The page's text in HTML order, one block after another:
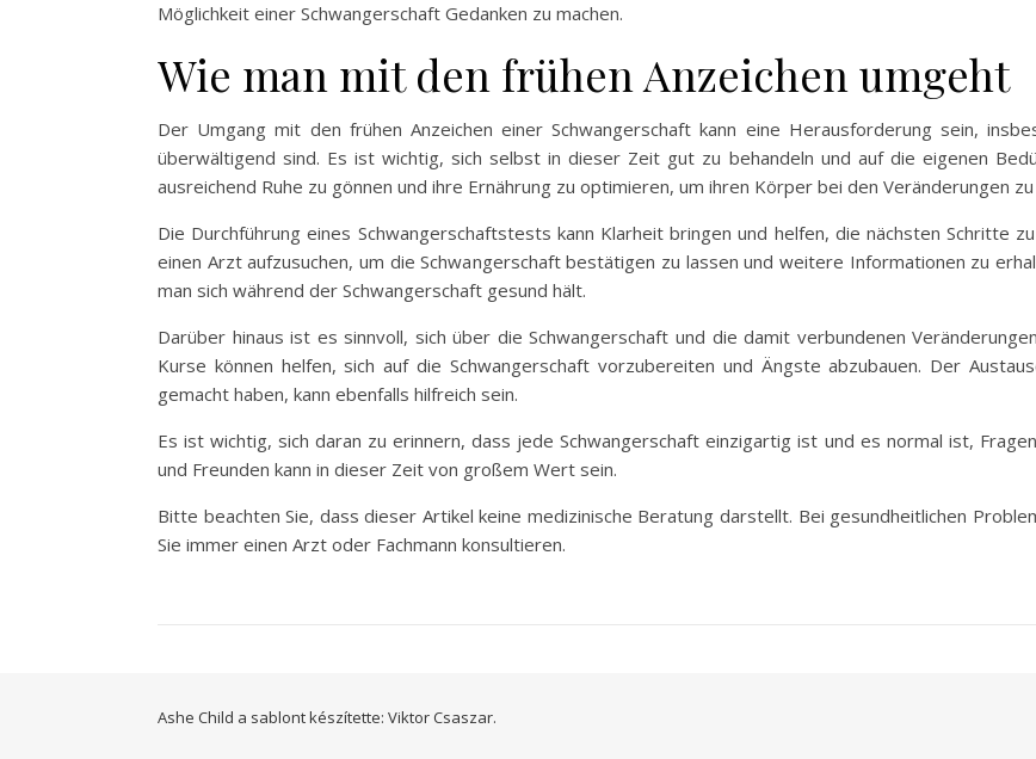
Möglichkeit einer Schwangerschaft Gedanken zu machen.
Wie man mit den frühen Anzeichen umgeht
Der Umgang mit den frühen Anzeichen einer Schwangerschaft kann eine Herausforderung sein,
überwältigend sind. Es ist wichtig, sich selbst in dieser Zeit gut zu behandeln und auf die eigenen
ausreichend Ruhe zu gönnen und ihre Ernährung zu optimieren, um ihren Körper bei den Veränderungen
Die Durchführung eines Schwangerschaftstests kann Klarheit bringen und helfen, die nächsten Schritte
einen Arzt aufzusuchen, um die Schwangerschaft bestätigen zu lassen und weitere Informationen zu
man sich während der Schwangerschaft gesund hält.
Darüber hinaus ist es sinnvoll, sich über die Schwangerschaft und die damit verbundenen
Kurse können helfen, sich auf die Schwangerschaft vorzubereiten und Ängste abzubauen. Der
gemacht haben, kann ebenfalls hilfreich sein.
Es ist wichtig, sich daran zu erinnern, dass jede Schwangerschaft einzigartig ist und es normal ist,
und Freunden kann in dieser Zeit von großem Wert sein.
Bitte beachten Sie, dass dieser Artikel keine medizinische Beratung darstellt. Bei gesundheitlichen
Sie immer einen Arzt oder Fachmann konsultieren.
Ashe Child a sablont készítette: Viktor Csaszar.